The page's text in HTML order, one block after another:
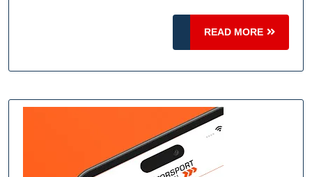
der
Fanartikel
des
VfB
READ MORE
READ
MORE